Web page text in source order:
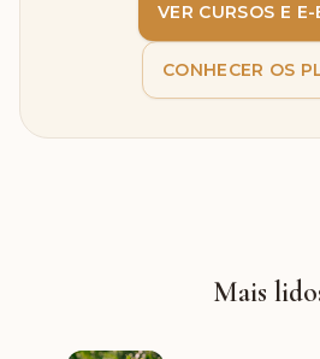
VER CURSOS E
CONHECER OS
Mais